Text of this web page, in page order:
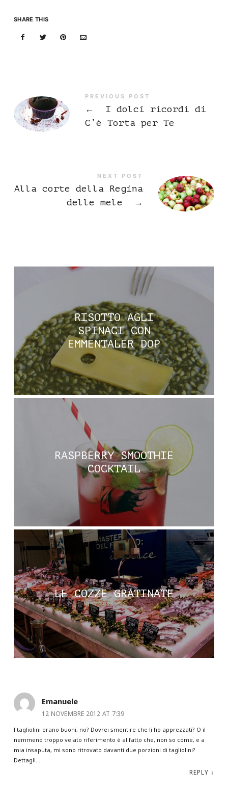
SHARE THIS
PREVIOUS POST
←
I dolci ricordi di
C’è Torta per Te
NEXT POST
Alla corte della Regina
delle mele
→
RISOTTO AGLI
SPINACI CON
EMMENTALER DOP
RASPBERRY SMOOTHIE
COCKTAIL
LE COZZE GRATINATE
Emanuele
12 NOVEMBRE 2012 AT 7:39
I tagliolini erano buoni, no? Dovrei smentire che li ho apprezzati? O il
nemmeno troppo velato riferimento è al fatto che, non so come, e a
mia insaputa, mi sono ritrovato davanti due porzioni di tagliolini?
Dettagli…
REPLY ↓